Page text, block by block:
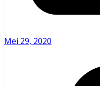
Mei 29, 2020